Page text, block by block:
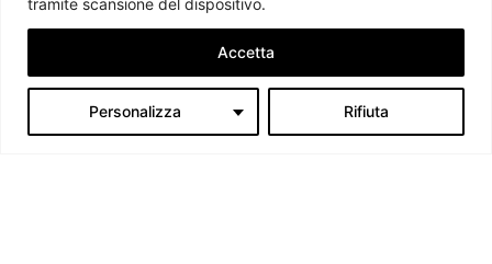
Personalizza Rifiuta
Accetta